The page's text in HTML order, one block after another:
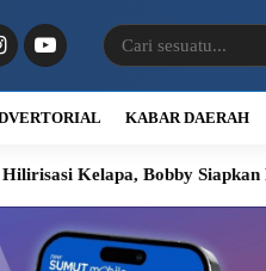
KABAR DAERAH
Siapkan Rumah